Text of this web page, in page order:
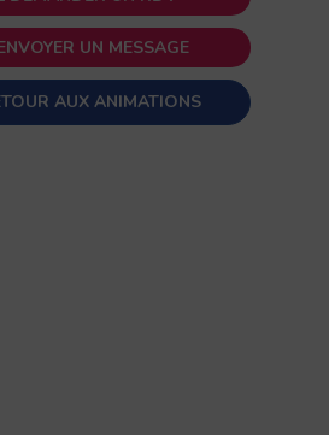
UN MESSAGE
AUX ANIMATIONS